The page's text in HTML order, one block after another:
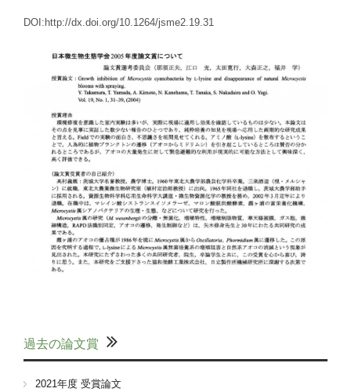
DOI:http://dx.doi.org/10.1264/jsme2.19.31
過去の論文賞
2021年度 受賞論文